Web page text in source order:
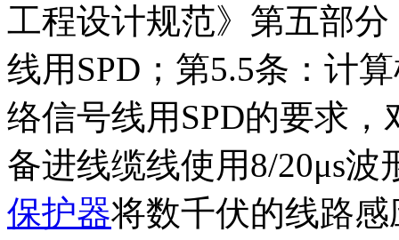
工程设计规范》第五部
线用SPD；第5.5条：计
络信号线用SPD的要求
备进线缆线使用8/20μs
保护器将数千伏的线路